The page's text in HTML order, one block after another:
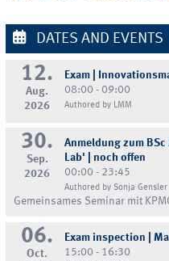
DATES AND EVENTS
12.
Aug.
2026
Exam |
08:00 - 09:00
Authored by LMM
30.
Sep.
2026
Anmeldung zum
Lab' | noch offen
00:00 - 23:45
Authored by Sonja Gensler
Gemeinsames Seminar mit
06.
Oct.
Exam inspection |
15:00 - 16:30